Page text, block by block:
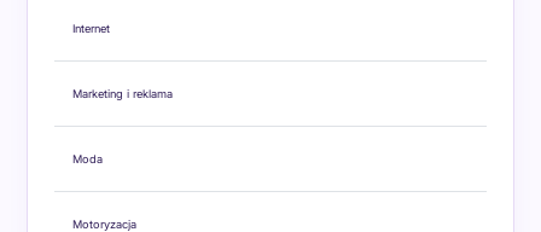
Internet
Marketing i reklama
Moda
Motoryzacja